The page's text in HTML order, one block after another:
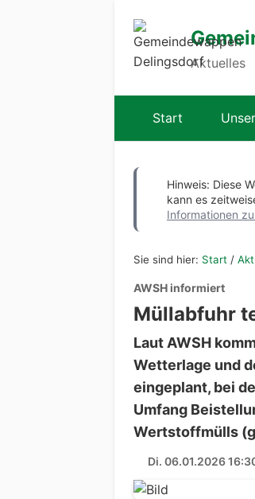
Aktuelles
Start
Hinweis: Diese
kann es
Informationen
Sie sind hier: Start /
AWSH informiert
Müllabfuhr
Laut AWSH
Wetterlage und
eingeplant, bei
Umfang
Wertstoffmülls
Di. 06.01.2026